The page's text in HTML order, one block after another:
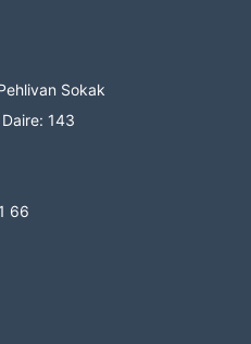
Sokak
143
66